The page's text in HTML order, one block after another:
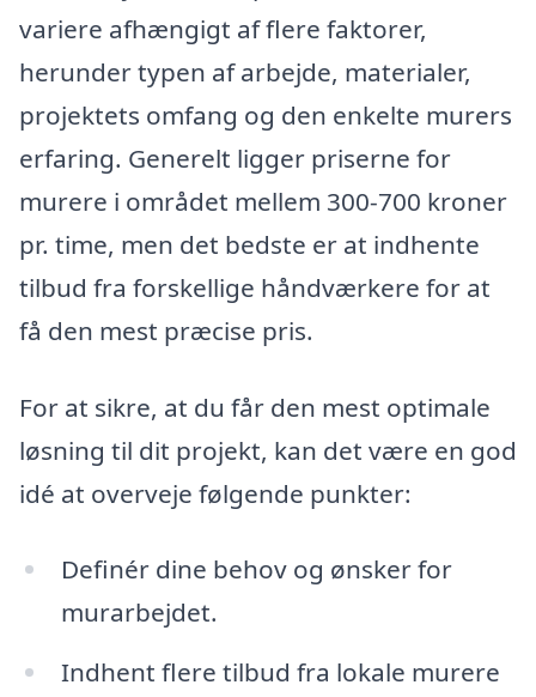
variere afhængigt af flere faktorer,
herunder typen af arbejde, materialer,
projektets omfang og den enkelte murers
erfaring. Generelt ligger priserne for
murere i området mellem 300-700 kroner
pr. time, men det bedste er at indhente
tilbud fra forskellige håndværkere for at
få den mest præcise pris.
For at sikre, at du får den mest optimale
løsning til dit projekt, kan det være en god
idé at overveje følgende punkter:
Definér dine behov og ønsker for
murarbejdet.
Indhent flere tilbud fra lokale murere